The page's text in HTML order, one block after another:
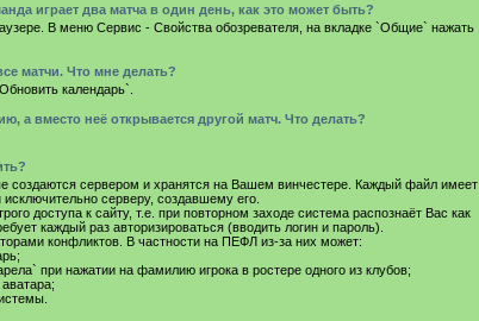
играет два матча в один день, как это может быть?
В меню Сервис - Свойства обозревателя, на вкладке `Общие` нажать
матчи. Что мне делать?
календарь`.
а вместо неё открывается другой матч. Что делать?
создаются сервером и хранятся на Вашем винчестере. Каждый файл имеет
серверу, создавшему его.
доступа к сайту, т.е. при повторном заходе система распознаёт Вас как
каждый раз авторизироваться (вводить логин и пароль).
конфликтов. В частности на ПЕФЛ из-за них может:
при нажатии на фамилию игрока в ростере одного из клубов;